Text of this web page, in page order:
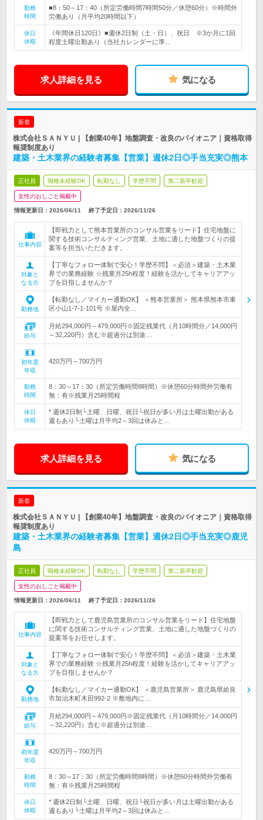
勤務
時間
■8：50～17：40（所定労働時間7時間50分／休憩60分）※時間外
労働あり（月平均20時間以下）
休日
休暇
《年間休日120日》■週休2日制（土・日）、祝日 ※3か月に1回
程度土曜出勤あり（当社カレンダーに準…
求人詳細を見る 気になる
新着
株式会社ＳＡＮＹＵ | 【創業40年】地盤調査・改良のパイオニア｜資格取得
報奨制度あり
建築・土木業界の経験者募集【営業】週休2日◎手当充実◎熊本
正社員 職種未経験OK 転勤なし 学歴不問 第二新卒歓迎
女性のおしごと掲載中
情報更新日：2026/06/11 終了予定日： 2026/11/26
仕事内容
【即戦力として熊本営業所のコンサル営業をリード】住宅地盤に
関する技術コンサルティング営業、土地に適した地盤づくりの提
案等を担当いただきます。
対象と
なる方
【丁寧なフォロー体制で安心！学歴不問】＜必須＞建築・土木業
界での業務経験 ☆残業月25h程度！経験を活かしてキャリアアッ
プを目指しませんか？
勤務地
【転勤なし／マイカー通勤OK】 ＜熊本営業所＞ 熊本県熊本市東
区小山1-7-1-101号 ※屋内全…
給与
月給294,000円～479,000円※固定残業代（月10時間分／14,000円
～32,220円）含む※超過分は別途…
初年度
年収
420万円～700万円
勤務
時間
8：30～17：30（所定労働時間8時間）※休憩60分時間外労働有
無：有※残業月25時間程
休日
休暇
* 週休2日制└土曜、日曜、祝日└祝日が多い月は土曜出勤がある
週もあり└土曜は月平均2～3回は休みと…
求人詳細を見る 気になる
新着
株式会社ＳＡＮＹＵ | 【創業40年】地盤調査・改良のパイオニア｜資格取得
報奨制度あり
建築・土木業界の経験者募集【営業】週休2日◎手当充実◎鹿児
島
正社員 職種未経験OK 転勤なし 学歴不問 第二新卒歓迎
女性のおしごと掲載中
情報更新日：2026/06/11 終了予定日： 2026/11/26
仕事内容
【即戦力として鹿児島営業所のコンサル営業をリード】住宅地盤
に関する技術コンサルティング営業、土地に適した地盤づくりの
提案等をお任せします。
対象と
なる方
【丁寧なフォロー体制で安心！学歴不問】＜必須＞建築・土木業
界での業務経験 ☆残業月25h程度！経験を活かしてキャリアアッ
プを目指しませんか？
勤務地
【転勤なし／マイカー通勤OK】 ＜鹿児島営業所＞ 鹿児島県姶良
市加治木町木田992-2 ※敷地内に…
給与
月給294,000円～479,000円※固定残業代（月10時間分／14,000円
～32,220円）含む※超過分は別途…
初年度
年収
420万円～700万円
勤務
時間
8：30～17：30（所定労働時間8時間）※休憩60分時間外労働有
無：有※残業月25時間程
休日
休暇
* 週休2日制└土曜、日曜、祝日└祝日が多い月は土曜出勤がある
週もあり└土曜は月平均2～3回は休みと…